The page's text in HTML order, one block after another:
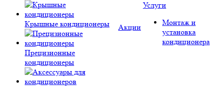
Крышные кондиционеры
Прецизионные
кондиционеры
Акции
Услуги
Монтаж и
установка
кондиционера